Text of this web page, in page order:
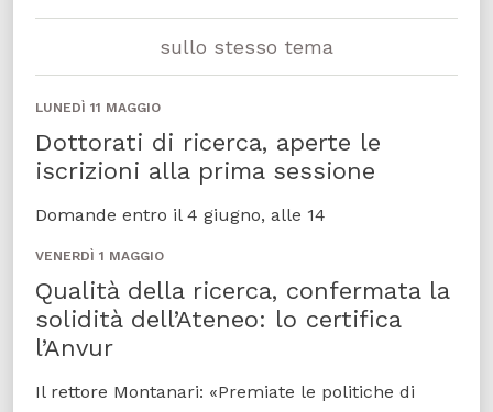
sullo stesso tema
LUNEDÌ 11 MAGGIO
Dottorati di ricerca, aperte le
iscrizioni alla prima sessione
Domande entro il 4 giugno, alle 14
VENERDÌ 1 MAGGIO
Qualità della ricerca, confermata la
solidità dell’Ateneo: lo certifica
l’Anvur
Il rettore Montanari: «Premiate le politiche di